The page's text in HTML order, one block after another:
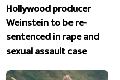
Hollywood producer
Weinstein to be re-
sentenced in rape and
sexual assault case